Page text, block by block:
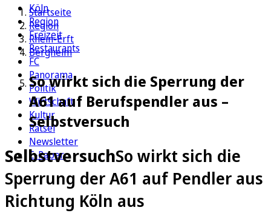
Köln
Region
Freizeit
Restaurants
FC
Panorama
Politik
Wirtschaft
Kultur
Rätsel
Newsletter
E-Paper
Startseite
Region
Rhein-Erft
Bergheim
So wirkt sich die Sperrung der
A61 auf Berufspendler aus –
Selbstversuch
SelbstversuchSo wirkt sich die
Sperrung der A61 auf Pendler aus
Richtung Köln aus